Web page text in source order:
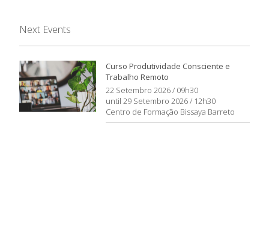
Next Events
Curso Produtividade Consciente e
Trabalho Remoto
22 Setembro 2026 / 09h30
until 29 Setembro 2026 / 12h30
Centro de Formação Bissaya Barreto